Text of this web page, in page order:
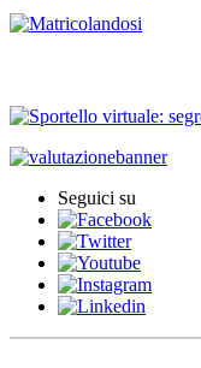
Seguici su